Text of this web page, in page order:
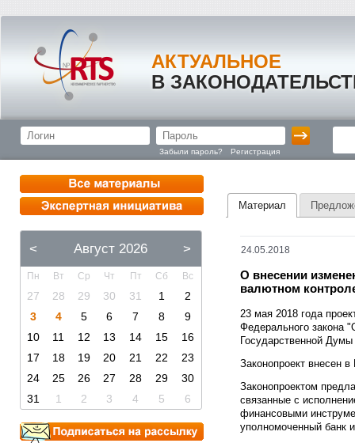
АКТУАЛЬНОЕ
В
Забыли пароль? Регистрация
< Август 2026 >
Пн Вт Ср Чт Пт Сб Вс
27 28 29 30 31 1
2
3
4 5 6 7 8
9
10
11 12 13 14 15
16
17
18 19 20 21 22
23
24
25 26 27 28 29
30
31
1 2 3 4 5 6
Материал
24.05.2018
О внесении
валютном
23 мая 2018 года
Федерального закона
Государственной
Законопроект внесен
Законопроектом
связанные с
финансовыми
уполномоченный банк